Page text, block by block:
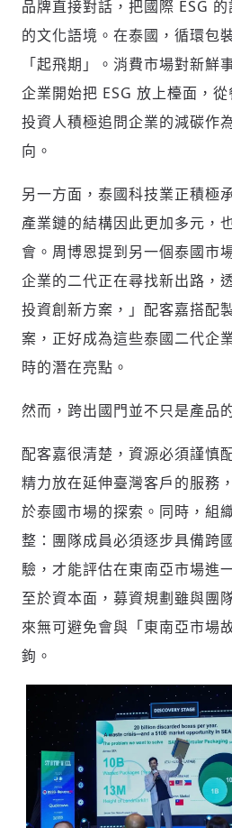
品牌直接對話，把國際 ESG
的文化語境。在泰國，循環包
「起飛期」。消費市場對新鮮
企業開始把 ESG 放上檯面，
投資人積極追問企業的減碳作
向。
另一方面，泰國科技業正積極
產業鏈的結構因此更加多元，
會。周博恩提到另一個泰國市
企業的二代正在尋找新出路，
投資創新方案，」配客嘉搭配
案，正好成為這些泰國二代企
時的潛在亮點。
然而，跨出國門並不只是產品
配客嘉很清楚，資源必須謹慎
精力放在延伸臺灣客戶的服務
於泰國市場的探索。同時，組
整：團隊成員必須逐步具備跨
驗，才能評估在東南亞市場進
至於資本面，募資規劃雖與團
來無可避免會與「東南亞市場
鉤。